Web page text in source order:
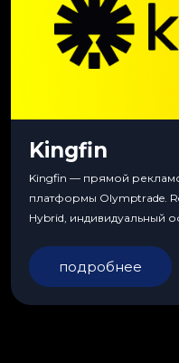
Kingfin
Kingfin — прямой
платформы Olymptrade.
Hybrid, индивидуальный
подробнее